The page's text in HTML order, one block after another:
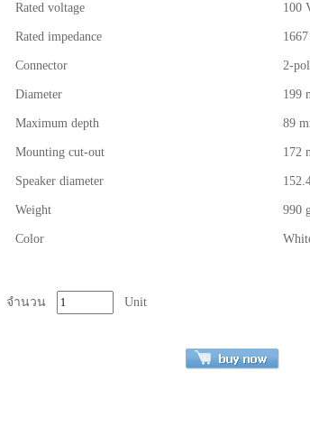
Rated voltage 100
Rated impedance
Connector 2-
Diameter 199
Maximum depth 89
Mounting cut-out 172
Speaker diameter
Weight 990
Color
จำนวน Unit